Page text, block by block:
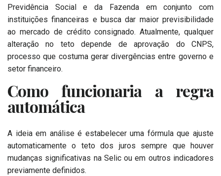
Previdência Social e da Fazenda em conjunto com
instituições financeiras e busca dar maior previsibilidade
ao mercado de crédito consignado. Atualmente, qualquer
alteração no teto depende de aprovação do CNPS,
processo que costuma gerar divergências entre governo e
setor financeiro.
Como funcionaria a regra
automática
A ideia em análise é estabelecer uma fórmula que ajuste
automaticamente o teto dos juros sempre que houver
mudanças significativas na Selic ou em outros indicadores
previamente definidos.